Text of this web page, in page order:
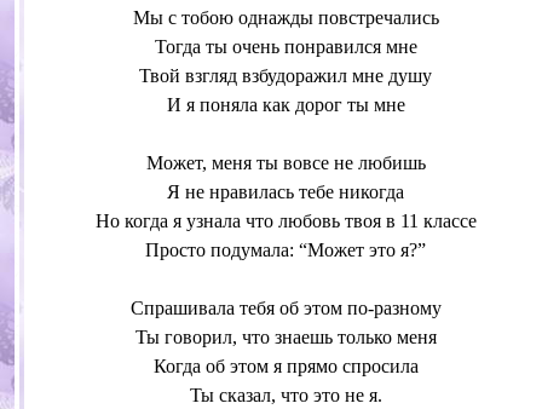
Мы с тобою однажды повстречались
Тогда ты очень понравился мне
Твой взгляд взбудоражил мне душу
И я поняла как дорог ты мне
Может, меня ты вовсе не любишь
Я не нравилась тебе никогда
Но когда я узнала что любовь твоя в 11 классе
Просто подумала: “Может это я?”
Спрашивала тебя об этом по-разному
Ты говорил, что знаешь только меня
Когда об этом я прямо спросила
Ты сказал, что это не я.